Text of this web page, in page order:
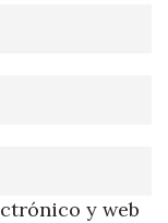
y web